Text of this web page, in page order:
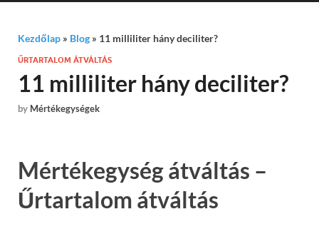
Kezdőlap » Blog » 11 milliliter hány deciliter?
ŰRTARTALOM ÁTVÁLTÁS
11 milliliter hány deciliter?
by Mértékegységek
Mértékegység átváltás –
Űrtartalom átváltás